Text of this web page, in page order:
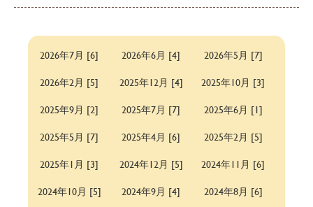
2026年7月 [6] 2026年6月 [4]
2026年5月 [7]
2026年2月 [5]
2025年12月 [4]
2025年10月 [3]
2025年9月 [2]
2025年7月 [7]
2025年6月 [1]
2025年5月 [7]
2025年4月 [6]
2025年2月 [5]
2025年1月 [3]
2024年12月 [5]
2024年11月 [6]
2024年10月 [5]
2024年9月 [4]
2024年8月 [6]